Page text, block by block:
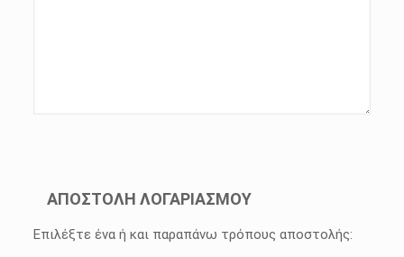
ΑΠΟΣΤΟΛΗ ΛΟΓΑΡΙΑΣΜΟΥ
Επιλέξτε ένα ή και παραπάνω τρόπους αποστολής: